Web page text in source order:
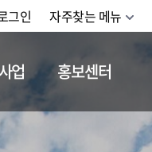
그인 자주찾는 메뉴
업 홍보센터